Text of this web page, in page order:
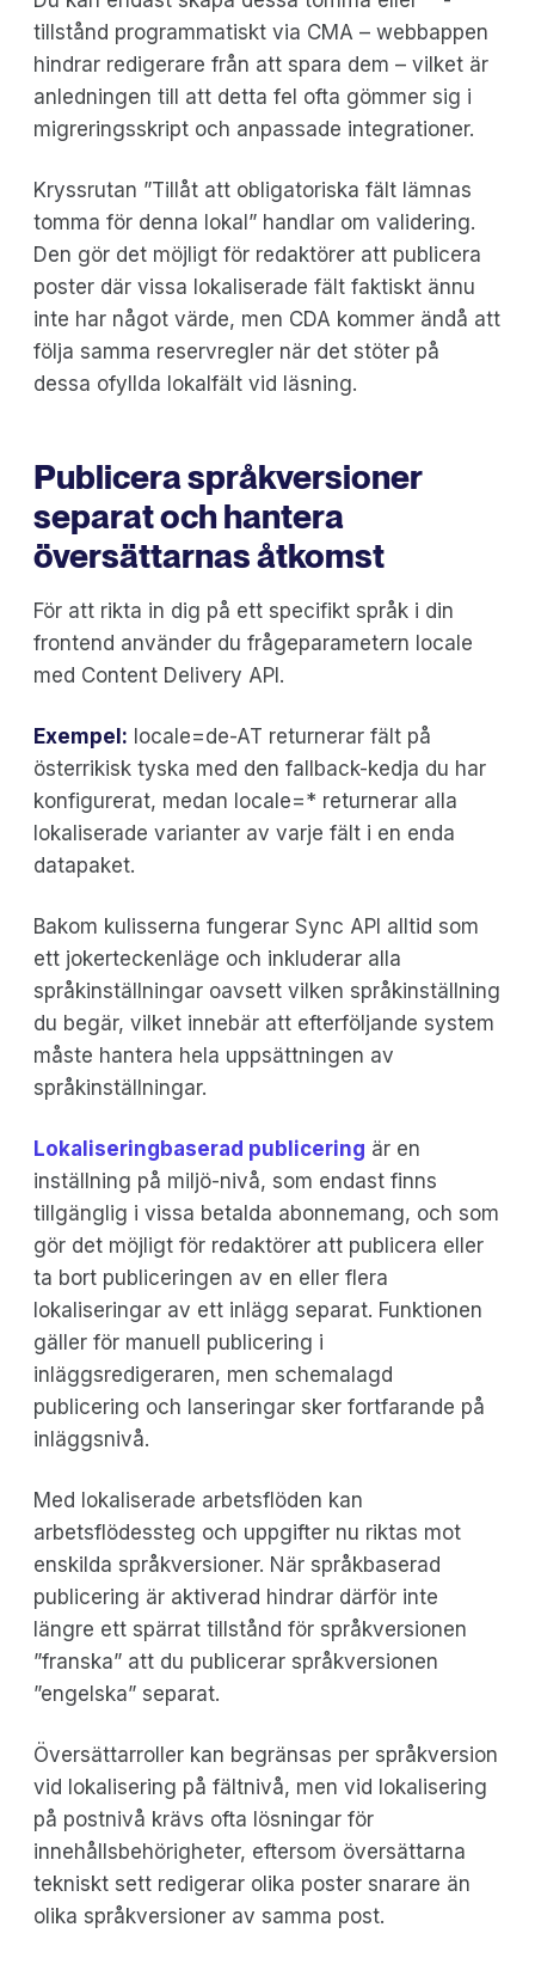
tillstånd programmatiskt via CMA – webbappen
hindrar redigerare från att spara dem – vilket är
anledningen till att detta fel ofta gömmer sig i
migreringsskript och anpassade integrationer.
Kryssrutan ”Tillåt att obligatoriska fält lämnas
tomma för denna lokal” handlar om validering.
Den gör det möjligt för redaktörer att publicera
poster där vissa lokaliserade fält faktiskt ännu
inte har något värde, men CDA kommer ändå att
följa samma reservregler när det stöter på
dessa ofyllda lokalfält vid läsning.
Publicera språkversioner
separat och hantera
översättarnas åtkomst
För att rikta in dig på ett specifikt språk i din
frontend använder du frågeparametern locale
med Content Delivery API.
Exempel: locale=de-AT returnerar fält på
österrikisk tyska med den fallback-kedja du har
konfigurerat, medan locale=* returnerar alla
lokaliserade varianter av varje fält i en enda
datapaket.
Bakom kulisserna fungerar Sync API alltid som
ett jokerteckenläge och inkluderar alla
språkinställningar oavsett vilken språkinställning
du begär, vilket innebär att efterföljande system
måste hantera hela uppsättningen av
språkinställningar.
Lokaliseringbaserad publicering är en
inställning på miljö-nivå, som endast finns
tillgänglig i vissa betalda abonnemang, och som
gör det möjligt för redaktörer att publicera eller
ta bort publiceringen av en eller flera
lokaliseringar av ett inlägg separat. Funktionen
gäller för manuell publicering i
inläggsredigeraren, men schemalagd
publicering och lanseringar sker fortfarande på
inläggsnivå.
Med lokaliserade arbetsflöden kan
arbetsflödessteg och uppgifter nu riktas mot
enskilda språkversioner. När språkbaserad
publicering är aktiverad hindrar därför inte
längre ett spärrat tillstånd för språkversionen
”franska” att du publicerar språkversionen
”engelska” separat.
Översättarroller kan begränsas per språkversion
vid lokalisering på fältnivå, men vid lokalisering
på postnivå krävs ofta lösningar för
innehållsbehörigheter, eftersom översättarna
tekniskt sett redigerar olika poster snarare än
olika språkversioner av samma post.